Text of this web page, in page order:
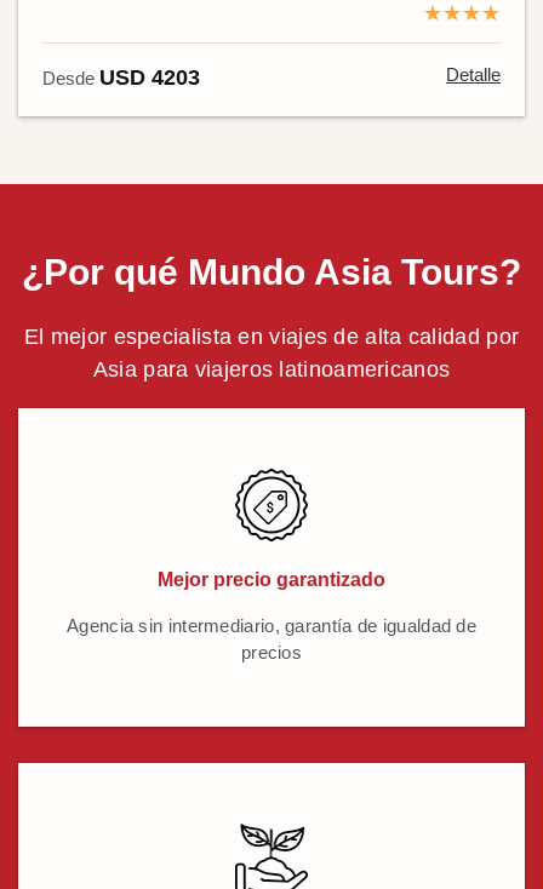
★★★★
Desde USD 4203 Detalle
¿Por qué Mundo Asia Tours?
El mejor especialista en viajes de alta calidad por
Asia para viajeros latinoamericanos
Mejor precio garantizado
Agencia sin intermediario, garantía de igualdad de
precios